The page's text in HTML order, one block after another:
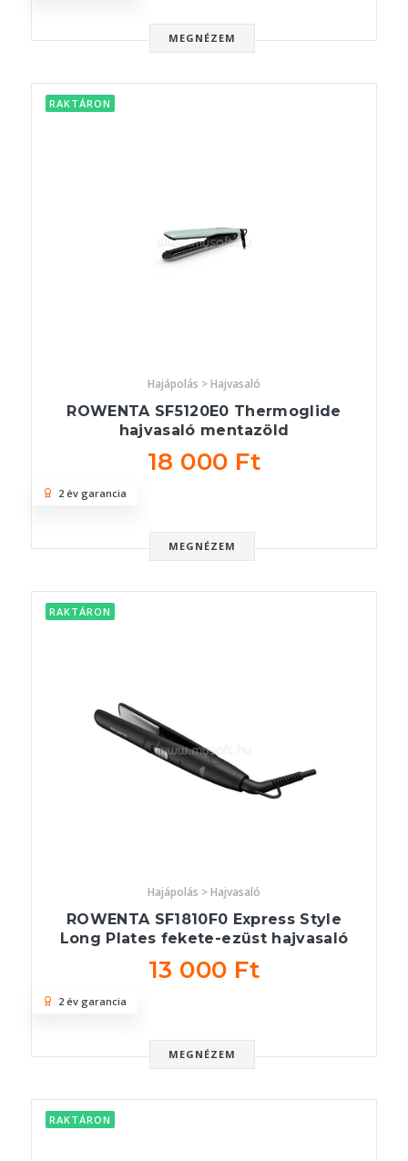
MEGNÉZEM
RAKTÁRON
Hajápolás > Hajvasaló
ROWENTA SF5120E0 Thermoglide
hajvasaló mentazöld
18 000 Ft
MEGNÉZEM
2 év garancia
RAKTÁRON
Hajápolás > Hajvasaló
ROWENTA SF1810F0 Express Style
Long Plates fekete-ezüst hajvasaló
13 000 Ft
MEGNÉZEM
2 év garancia
RAKTÁRON